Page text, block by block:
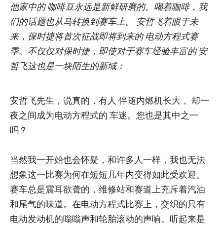
他家中的 咖啡豆永远是新鲜研磨的。喝着咖啡，我
们的话题也从马转换到赛车上。 安哲飞着眼于未
来，保时捷将首次征战即将到来的 电动方程式赛
季。不仅仅对保时捷，即使对于赛车经验丰富的 安
哲飞这也是一块陌生的新域：
安哲飞先生，说真的，有人 伴随内燃机长大， 却一
夜之间成为电动方程式的 车迷。您也是其中之一
吗？
当然我一开始也会怀疑，和许多人一样，我也无法
想象这一比赛为何在短短几年内变得如此受欢迎。
赛车总是震耳欲聋的，维修站和赛道上充斥着汽油
和尾气的味道。在电动方程式比赛上，交织的只有
电动发动机的嗡嗡声和轮胎滚动的声响。听起来是